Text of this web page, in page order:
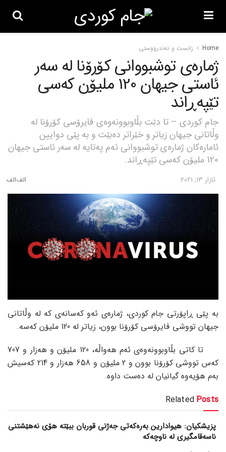
Home زانست و تەندرووستی
ژمارەی توشبووانی کۆرۆنا لە سەر
ئاستی جیهان 120 ملیۆن کەسی
تێپەڕاند
جام کوردی – تا دێت بڵاوبوونەوەی ڤایرۆسی کۆرۆنا لە
وڵاتانی جیهان زیاتر و خێراتر دەبێت و بە پێی دوایین
ئامارەکان ژمارەی توشبووانی ئەم پەتایە لە سەر ئاستی جیهان
120 ملیۆن کەسی تێپەڕاند.
ئازار 13, 2021
بە پێی ڕاپۆرتی جام کوردی، ژمارەی ئەو کەسانەی کە لە وڵاتانی
جیهان تووشی ڤایرۆسی کۆرۆنا بوون، زیاتر لە 120 ملیۆن کەسە.
تا کاتی بڵاوبوونەوەی ئەم هەواڵە، 120 ملیۆن و هەزار و 707
کەس تووشی کۆرۆنا بوون و 2 ملیۆن و 658 هەزار و 214 کەسیش
بەم هۆیەوە گیانیان لە دەست داوە.
Related Posts
پزیشکیان: هیوادارین بەرەکەتی جەژنی قوربان ببێتە هۆی نەهێشتنی
ناسەقامگیری لە ناوچەکە